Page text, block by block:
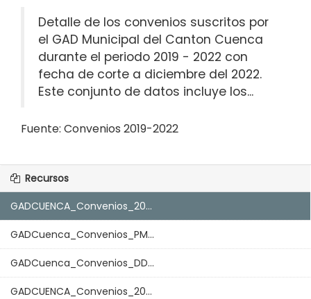
Detalle de los convenios suscritos por
el GAD Municipal del Canton Cuenca
durante el periodo 2019 - 2022 con
fecha de corte a diciembre del 2022.
Este conjunto de datos incluye los...
Fuente: Convenios 2019-2022
Recursos
GADCUENCA_Convenios_20...
GADCuenca_Convenios_PM...
GADCuenca_Convenios_DD...
GADCUENCA_Convenios_20...